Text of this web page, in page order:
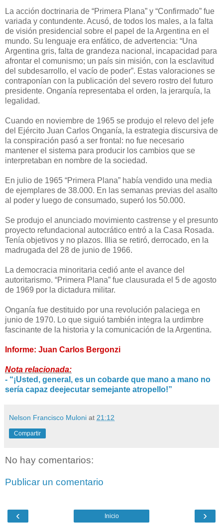
La acción doctrinaria de “Primera Plana” y “Confirmado” fue
variada y contundente. Acusó, de todos los males, a la falta
de visión presidencial sobre el papel de la Argentina en el
mundo. Su lenguaje era enfático, de advertencia: “Una
Argentina gris, falta de grandeza nacional, incapacidad para
afrontar el comunismo; un país sin misión, con la esclavitud
del subdesarrollo, el vacío de poder”. Estas valoraciones se
contraponían con la publicación del severo rostro del futuro
presidente. Onganía representaba el orden, la jerarquía, la
legalidad.
Cuando en noviembre de 1965 se produjo el relevo del jefe
del Ejército Juan Carlos Onganía, la estrategia discursiva de
la conspiración pasó a ser frontal: no fue necesario
mantener el sistema para producir los cambios que se
interpretaban en nombre de la sociedad.
En julio de 1965 “Primera Plana” había vendido una media
de ejemplares de 38.000. En las semanas previas del asalto
al poder y luego de consumado, superó los 50.000.
Se produjo el anunciado movimiento castrense y el presunto
proyecto refundacional autocrático entró a la Casa Rosada.
Tenía objetivos y no plazos. Illia se retiró, derrocado, en la
madrugada del 28 de junio de 1966.
La democracia minoritaria cedió ante el avance del
autoritarismo. “Primera Plana” fue clausurada el 5 de agosto
de 1969 por la dictadura militar.
Onganía fue destituido por una revolución palaciega en
junio de 1970. Lo que siguió también integra la urdimbre
fascinante de la historia y la comunicación de la Argentina.
Informe: Juan Carlos Bergonzi
Nota relacionada:
- “¡Usted, general, es un cobarde que mano a mano no
sería capaz deejecutar semejante atropello!”
Nelson Francisco Muloni at 21:12
Compartir
No hay comentarios:
Publicar un comentario
‹ ›
Inicio